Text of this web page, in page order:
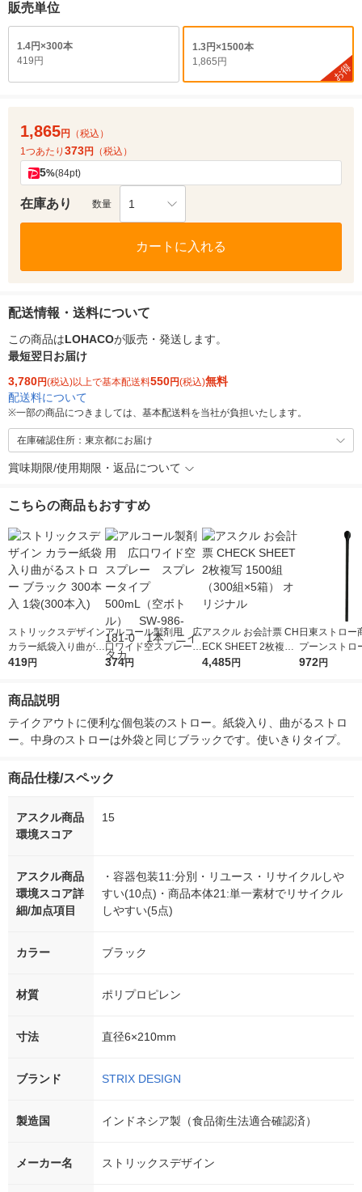
販売単位
1.4円×300本
419円
1.3円×1500本
1,865円
お得
1,865円
（税込）
1つあたり 373円 （税込）
5%(84pt)
在庫あり 数量 1
カートに入れる
配送情報・送料について
この商品はLOHACOが販売・発送します。
最短翌日お届け
3,780円(税込)以上で基本配送料550円(税込)無料
配送料について
※一部の商品につきましては、基本配送料を当社が負担いたします。
在庫確認住所：東京都にお届け
賞味期限/使用期限・返品について
こちらの商品もおすすめ
ストリックスデザイン
カラー紙袋入り曲がる
ストロー ブラック 30
419円
アルコール製剤用 広
口ワイド空スプレー
スプレータイプ 500
374円
アスクル お会計票 CH
ECK SHEET 2枚複写
1500組（300組×5
4,485円
日東ストロー
プーンストロ
ック SP-
972円
商品説明
テイクアウトに便利な個包装のストロー。紙袋入り、曲がるストロ
ー。中身のストローは外袋と同じブラックです。使いきりタイプ。
商品仕様/スペック
アスクル商品
環境スコア
15
アスクル商品
環境スコア詳
細/加点項目
・容器包装11:分別・リユース・リサイクルしや
すい(10点)・商品本体21:単一素材でリサイクル
しやすい(5点)
カラー ブラック
材質 ポリプロピレン
寸法 直径6×210mm
ブランド STRIX DESIGN
製造国 インドネシア製（食品衛生法適合確認済）
メーカー名 ストリックスデザイン